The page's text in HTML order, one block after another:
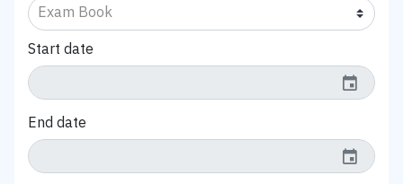
Start date
event
End date
event